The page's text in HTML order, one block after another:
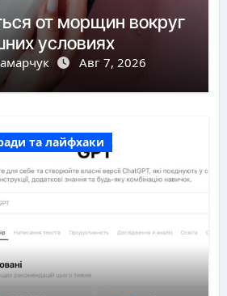
от морщин вокруг
условиях
Авг 7, 2026
та лайфхаки